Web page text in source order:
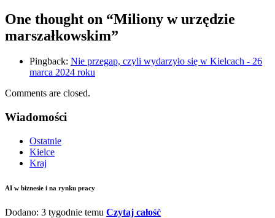
One thought on “Miliony w urzędzie
marszałkowskim”
Pingback: Nie przegap, czyli wydarzyło się w Kielcach - 26
marca 2024 roku
Comments are closed.
Wiadomości
Ostatnie
Kielce
Kraj
AI w biznesie i na rynku pracy
Dodano: 3 tygodnie temu Czytaj całość